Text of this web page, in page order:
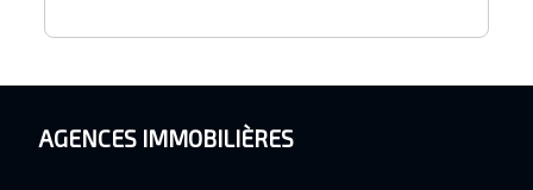
AGENCES IMMOBILIÈRES